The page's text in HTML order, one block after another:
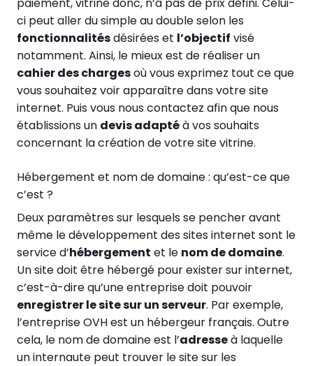
ci peut aller du simple au double selon les
fonctionnalitésdésirées et l’objectif visé
notamment. Ainsi, le mieux est de réaliser un
cahier des chargesoù vous exprimez tout ce que
vous souhaitez voir apparaître dans votre site
internet. Puis vous nous contactez afin que nous
établissions un devis adaptéà vos souhaits
concernant la création de votre site vitrine.
Hébergement et nom de domaine : qu’est-ce que
c’est ?
Deux paramètres sur lesquels se pencher avant
même le développement des sites internet sont le
service d’hébergement et le nom de domaine.
Un site doit être hébergé pour exister sur internet,
c’est-à-dire qu’une entreprise doit pouvoir
enregistrer le site sur un serveur. Par exemple,
l’entreprise OVH est un hébergeur français. Outre
cela, le nom de domaine est l’adresseà laquelle
un internaute peut trouver le site sur les